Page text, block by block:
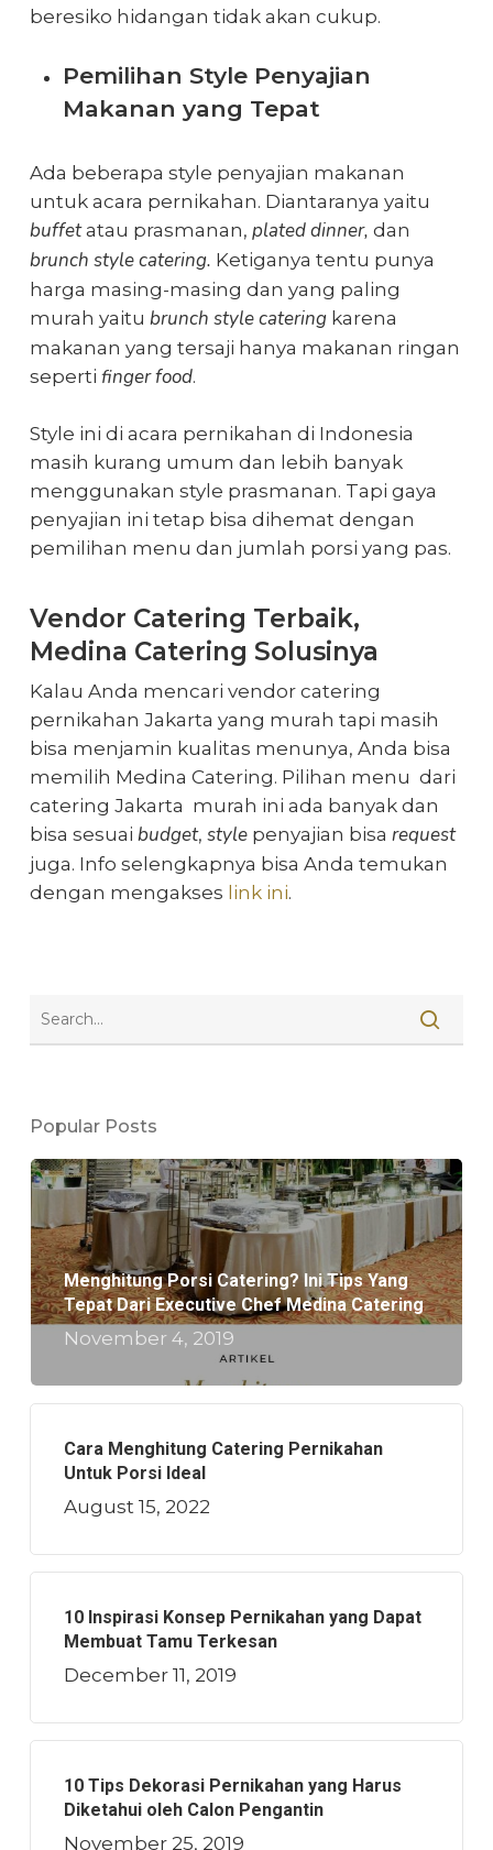
beresiko hidangan tidak akan cukup.
Pemilihan Style Penyajian
Makanan yang Tepat
Ada beberapa style penyajian makanan
untuk acara pernikahan. Diantaranya yaitu
buffetatau prasmanan, plated dinner, dan
brunch style catering. Ketiganya tentu punya
harga masing-masing dan yang paling
murah yaitu brunch style catering karena
makanan yang tersaji hanya makanan ringan
seperti finger food.
Style ini di acara pernikahan di Indonesia
masih kurang umum dan lebih banyak
menggunakan style prasmanan. Tapi gaya
penyajian ini tetap bisa dihemat dengan
pemilihan menu dan jumlah porsi yang pas.
Vendor Catering Terbaik,
Medina Catering Solusinya
Kalau Anda mencari vendor catering
pernikahan Jakarta yang murah tapi masih
bisa menjamin kualitas menunya, Anda bisa
memilih Medina Catering. Pilihan menu dari
catering Jakarta murah ini ada banyak dan
bisa sesuai budget, style penyajian bisa request
juga. Info selengkapnya bisa Anda temukan
dengan mengakses link ini.
Popular Posts
Menghitung Porsi Catering? Ini Tips Yang
Tepat Dari Executive Chef Medina Catering
November 4, 2019
Cara Menghitung Catering Pernikahan
Untuk Porsi Ideal
August 15, 2022
10 Inspirasi Konsep Pernikahan yang Dapat
Membuat Tamu Terkesan
December 11, 2019
10 Tips Dekorasi Pernikahan yang Harus
Diketahui oleh Calon Pengantin
November 25, 2019